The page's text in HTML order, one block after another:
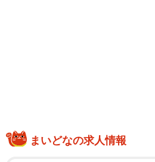
縄市立郷土博物館、すでに『アベ
まいどなの求人情報